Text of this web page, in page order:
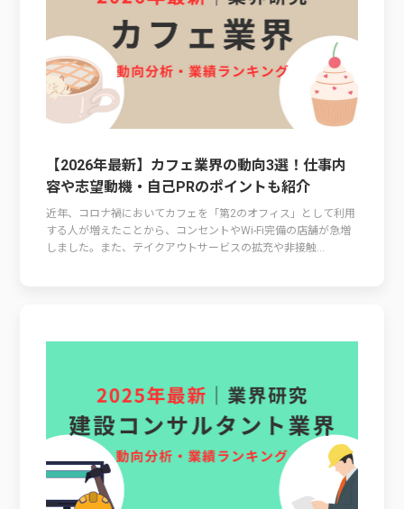
【2026年最新】カフェ業界の動向3選！仕事内
容や志望動機・自己PRのポイントも紹介
近年、コロナ禍においてカフェを「第2のオフィス」として利用
する人が増えたことから、コンセントやWi-Fi完備の店舗が急増
しました。また、テイクアウトサービスの拡充や非接触...